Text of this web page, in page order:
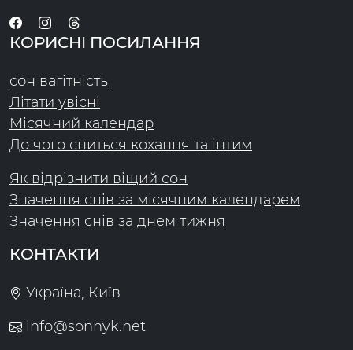
КОРИСНІ ПОСИЛАННЯ
сон вагітність
Літати увісні
Місячний календар
До чого сниться кохання та інтим
Як відрізнити віщий сон
Значення снів за місячним календарем
Значення снів за днем тижня
КОНТАКТИ
Україна, Київ
info@sonnyk.net